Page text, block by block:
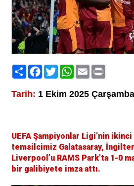
PaylaşFacebook
TwitterWhatsApp
EmailPrint
Tarih: 1 Ekim 2025
UEFA Şampiyonlar Ligi’nin ikinci
temsilcimiz Galatasaray,
Liverpool’u RAMS Park’ta 1-0
bir galibiyete imza attı.